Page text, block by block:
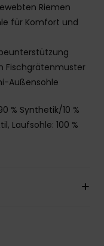
Riemen
für Komfort und
Fischgrätenmuster
Außensohle
% Synthetik/10 %
Laufsohle: 100 %